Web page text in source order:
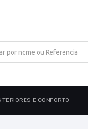
E CONFORTO